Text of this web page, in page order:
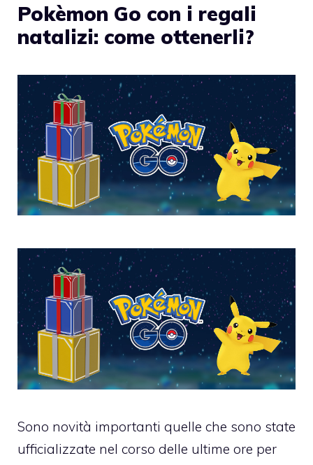
Pokèmon Go con i regali
natalizi: come ottenerli?
Sono novità importanti quelle che sono state
ufficializzate nel corso delle ultime ore per